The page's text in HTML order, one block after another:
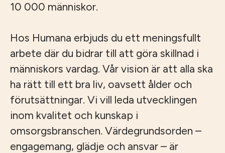
10 000 människor.
Hos Humana erbjuds du ett meningsfullt
arbete där du bidrar till att göra skillnad i
människors vardag. Vår vision är att alla ska
ha rätt till ett bra liv, oavsett ålder och
förutsättningar. Vi vill leda utvecklingen
inom kvalitet och kunskap i
omsorgsbranschen. Värdegrundsorden –
engagemang, glädje och ansvar – är